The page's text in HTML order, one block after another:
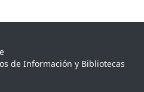
de Información y Bibliotecas